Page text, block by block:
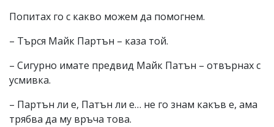
Попитах го с какво можем да помогнем.
– Търся Майк Партън – каза той.
– Сигурно имате предвид Майк Патън – отвърнах с
усмивка.
– Партън ли е, Патън ли е… не го знам какъв е, ама
трябва да му връча това.